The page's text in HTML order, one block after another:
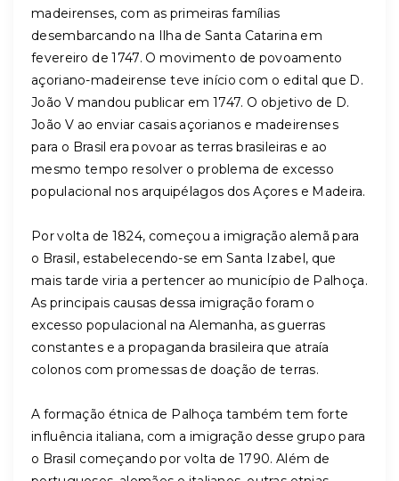
madeirenses, com as primeiras famílias
desembarcando na Ilha de Santa Catarina em
fevereiro de 1747. O movimento de povoamento
açoriano-madeirense teve início com o edital que D.
João V mandou publicar em 1747. O objetivo de D.
João V ao enviar casais açorianos e madeirenses
para o Brasil era povoar as terras brasileiras e ao
mesmo tempo resolver o problema de excesso
populacional nos arquipélagos dos Açores e Madeira.
Por volta de 1824, começou a imigração alemã para
o Brasil, estabelecendo-se em Santa Izabel, que
mais tarde viria a pertencer ao município de Palhoça.
As principais causas dessa imigração foram o
excesso populacional na Alemanha, as guerras
constantes e a propaganda brasileira que atraía
colonos com promessas de doação de terras.
A formação étnica de Palhoça também tem forte
influência italiana, com a imigração desse grupo para
o Brasil começando por volta de 1790. Além de